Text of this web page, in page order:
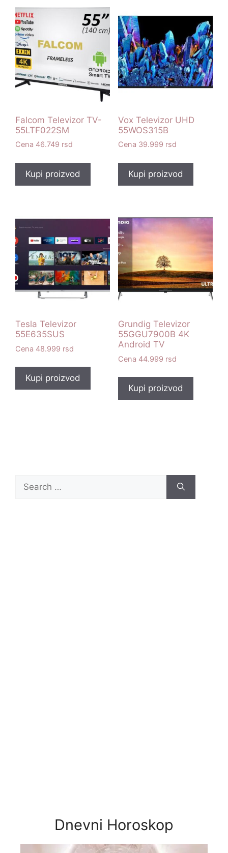
Falcom Televizor TV-
55LTF022SM
46.749 rsd
Kupi proizvod
Vox Televizor UHD
55WOS315B
39.999 rsd
Kupi proizvod
Tesla Televizor
55E635SUS
48.999 rsd
Kupi proizvod
Grundig Televizor
55GGU7900B 4K
Android TV
44.999 rsd
Kupi proizvod
Dnevni Horoskop